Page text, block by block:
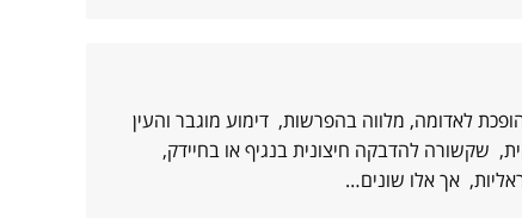
לאדומה, מלווה בהפרשות, דימוע מוגבר והעין
שקשורה להדבקה חיצונית בנגיף או בחיידק,
אך אלו שונים…